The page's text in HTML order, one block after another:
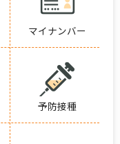
マイナンバー
予防接種